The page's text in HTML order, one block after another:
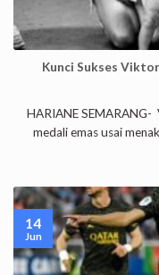
Kunci Sukses
HARIANE
medali emas usai
14
Jun